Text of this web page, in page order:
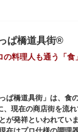
。本堂前には2体の仁
迎えてくれます。本
とも呼ばれる本堂に
要が執り行われていま
す。ひと際目立つ五
とつ・大黒天が祀ら
せて見学をお楽しみく
塗りの建物がより一
ねる仲見世のお店も
のも夜の醍醐味。撮
ぱ橋道具街®
の料理人も通う「
ぱ橋道具街」は、食
現在の商店街を流
が発祥といわれていま